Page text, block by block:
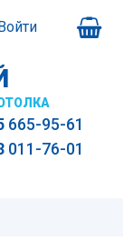
665-95-61
011-76-01